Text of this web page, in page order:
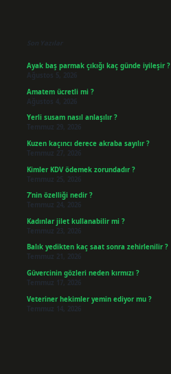
Son Yazılar
Ayak baş parmak çıkığı kaç günde iyileşir ?
Ağustos 5, 2026
Amatem ücretli mi ?
Ağustos 4, 2026
Yerli susam nasıl anlaşılır ?
Temmuz 29, 2026
Kuzen kaçıncı derece akraba sayılır ?
Temmuz 27, 2026
Kimler KDV ödemek zorundadır ?
Temmuz 25, 2026
7’nin özelliği nedir ?
Temmuz 24, 2026
Kadınlar jilet kullanabilir mi ?
Temmuz 23, 2026
Balık yedikten kaç saat sonra zehirlenilir ?
Temmuz 21, 2026
Güvercinin gözleri neden kırmızı ?
Temmuz 17, 2026
Veteriner hekimler yemin ediyor mu ?
Temmuz 14, 2026